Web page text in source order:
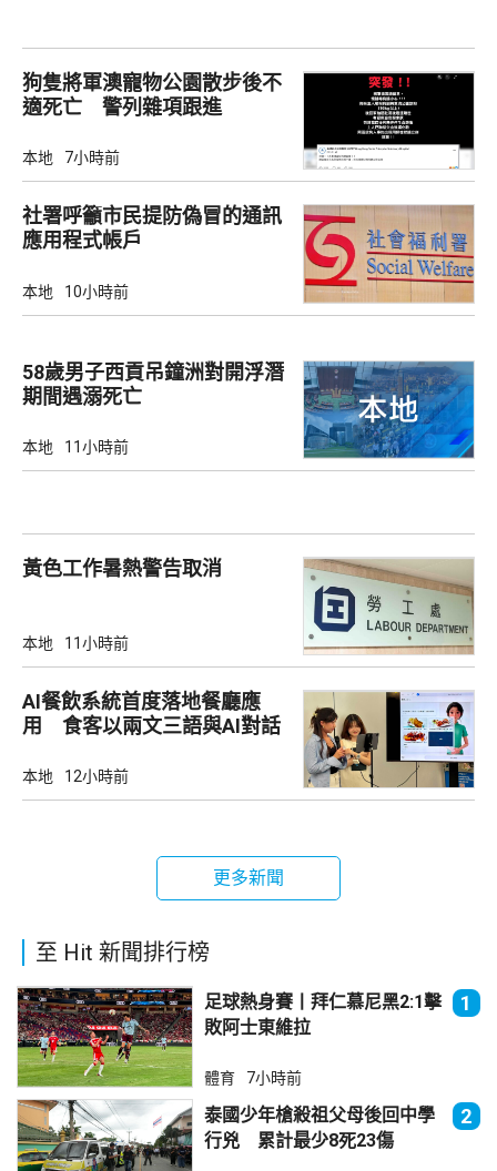
狗隻將軍澳寵物公園散步後不
適死亡 警列雜項跟進
本地 7小時前
社署呼籲市民提防偽冒的通訊
應用程式帳戶
本地 10小時前
58歲男子西貢吊鐘洲對開浮潛
期間遇溺死亡
本地 11小時前
黃色工作暑熱警告取消
本地 11小時前
AI餐飲系統首度落地餐廳應
用 食客以兩文三語與AI對話
本地 12小時前
更多新聞
至 Hit 新聞排行榜
足球熱身賽丨拜仁慕尼黑2:1擊
敗阿士東維拉
1
體育 7小時前
泰國少年槍殺祖父母後回中學
行兇 累計最少8死23傷
2